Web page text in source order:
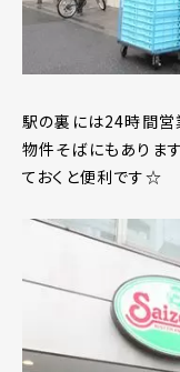
駅の裏には24時間営
物件そばにもありま
ておくと便利です☆